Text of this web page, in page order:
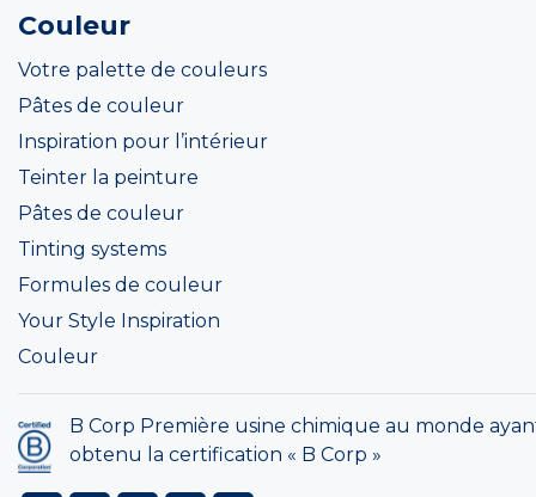
Couleur
Votre palette de couleurs
Pâtes de couleur
Inspiration pour l’intérieur
Teinter la peinture
Pâtes de couleur
Tinting systems
Formules de couleur
Your Style Inspiration
Couleur
B Corp Première usine chimique au monde
obtenu la certification « B Corp »